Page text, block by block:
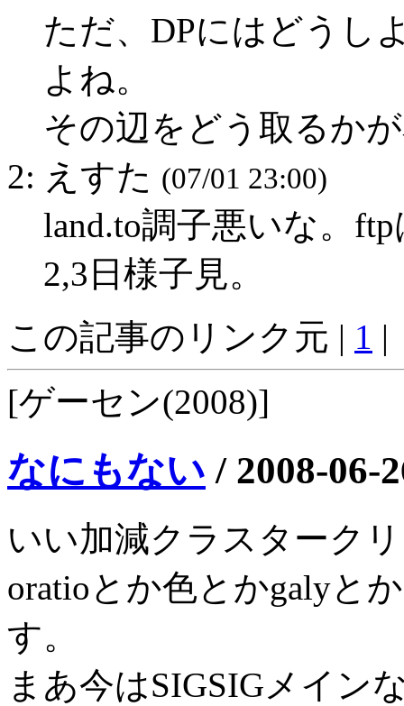
ただ、DPにはどうし
よね。
その辺をどう取るか
2: えすた (07/01 23:00)
land.to調子悪いな。
2,3日様子見。
この記事のリンク元 | 1 |
[ゲーセン(2008)]
なにもない / 2008-06-
いい加減クラスターク
oratioとか色とかgalyと
す。
まあ今はSIGSIGメイン